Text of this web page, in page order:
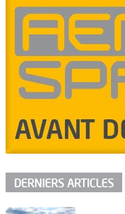
DERNIERS ARTICLES